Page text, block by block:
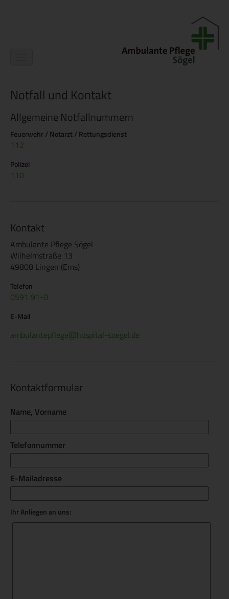
Notfall und Kontakt
Allgemeine Notfallnummern
Feuerwehr / Notarzt / Rettungsdienst
112
Polizei
110
Kontakt
Ambulante Pflege Sögel
Wilhelmstraße 13
49808 Lingen (Ems)
Telefon
0591 91-0
E-Mail
ambulantepflege@hospital-soegel.de
Kontaktformular
Name, Vorname
Telefonnummer
E-Mailadresse
Ihr Anliegen an uns: